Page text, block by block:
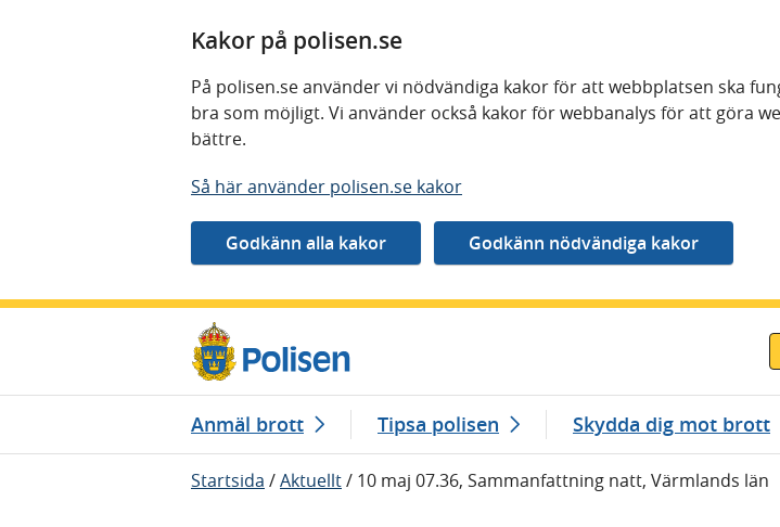
Kakor på polisen.se
På polisen.se använder vi nödvändiga kakor för att webbplatsen ska
bra som möjligt. Vi använder också kakor för webbanalys för att göra
bättre.
Så här använder polisen.se kakor
Anmäl brott Tipsa polisen Skydda dig mot brott
Startsida /Aktuellt/ 10 maj 07.36, Sammanfattning natt, Värmlands län